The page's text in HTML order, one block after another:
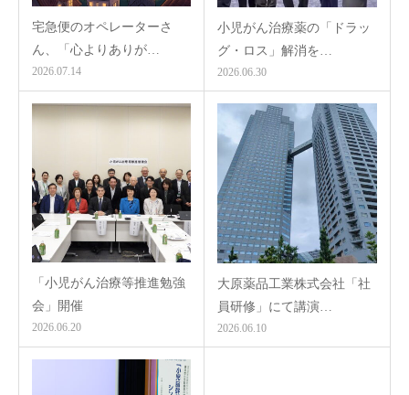
宅急便のオペレーターさ
ん、「心よりありが…
2026.07.14
小児がん治療薬の「ドラッ
グ・ロス」解消を…
2026.06.30
「小児がん治療等推進勉強
会」開催
2026.06.20
大原薬品工業株式会社「社
員研修」にて講演…
2026.06.10